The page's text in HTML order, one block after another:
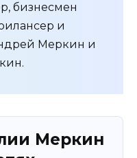
бизнесмен
и
Меркин и
Меркин